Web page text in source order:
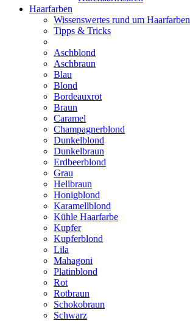
Haarfarben
Wissenswertes rund um Haarfarben
Tipps & Tricks
Aschblond
Aschbraun
Blau
Blond
Bordeauxrot
Braun
Caramel
Champagnerblond
Dunkelblond
Dunkelbraun
Erdbeerblond
Grau
Hellbraun
Honigblond
Karamellblond
Kühle Haarfarbe
Kupfer
Kupferblond
Lila
Mahagoni
Platinblond
Rot
Rotbraun
Schokobraun
Schwarz